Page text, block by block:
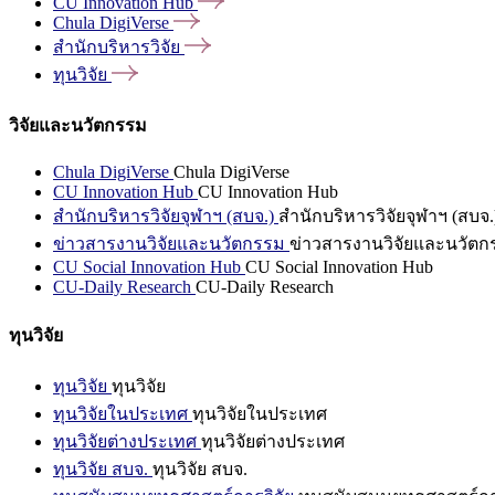
Chula DigiVerse
สำนักบริหารวิจัย
ทุนวิจัย
วิจัยและนวัตกรรม
Chula DigiVerse Chula DigiVerse
CU Innovation Hub CU Innovation Hub
สำนักบริหารวิจัยจุฬาฯ (สบจ.) สำนักบริหารวิจัยจุฬาฯ (สบจ
ข่าวสารงานวิจัยและนวัตกรรม ข่าวสารงานวิจัยและนวัตก
CU Social Innovation Hub CU Social Innovation Hub
CU-Daily Research CU-Daily Research
ทุนวิจัย
ทุนวิจัย ทุนวิจัย
ทุนวิจัยในประเทศ ทุนวิจัยในประเทศ
ทุนวิจัยต่างประเทศ ทุนวิจัยต่างประเทศ
ทุนวิจัย สบจ. ทุนวิจัย สบจ.